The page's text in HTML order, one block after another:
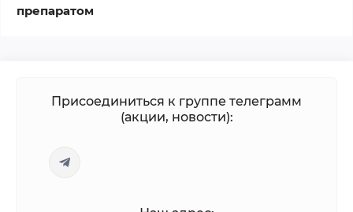
препаратом
Присоединиться к группе телеграмм
(акции, новости):